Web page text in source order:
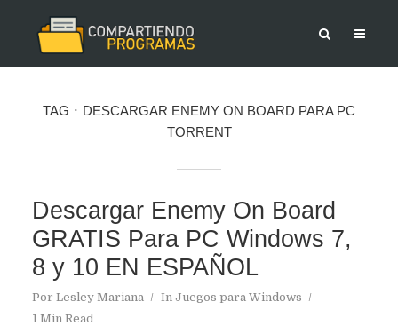
TAG
DESCARGAR ENEMY ON BOARD PARA PC
TORRENT
Descargar Enemy On Board
GRATIS Para PC Windows 7,
8 y 10 EN ESPAÑOL
Por Lesley Mariana In Juegos para Windows
1 Min Read